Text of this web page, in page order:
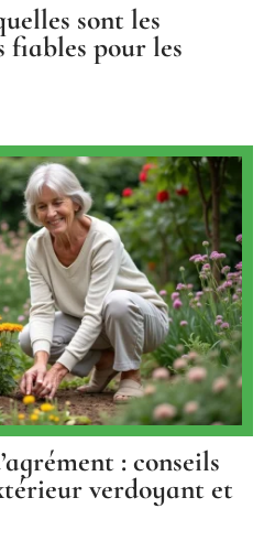
sont les
fiables pour les
: conseils
verdoyant et